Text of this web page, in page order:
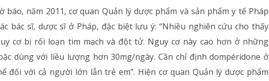
Nhà thuốc
năm 2011, cơ quan Quản lý dược phẩm và sản phẩm y tế Pháp
bác sĩ, dược sĩ ở Pháp, đặc biệt lưu ý: “Nhiều nghiên cứu cho thấy
cơ bị rối loạn tim mạch và đột tử. Nguy cơ này cao hơn ở những
dùng với liều lượng hơn 30mg/ngày. Cần chỉ định dompéridone ở
đối với cả người lớn lẫn trẻ em”. Hiện cơ quan Quản lý dược phẩm